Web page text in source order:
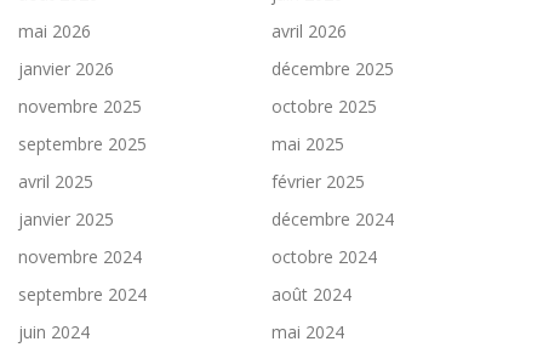
mai 2026
avril 2026
janvier 2026
décembre 2025
novembre 2025
octobre 2025
septembre 2025
mai 2025
avril 2025
février 2025
janvier 2025
décembre 2024
novembre 2024
octobre 2024
septembre 2024
août 2024
juin 2024
mai 2024